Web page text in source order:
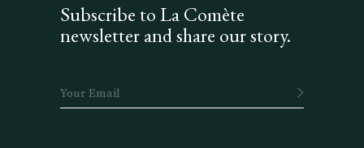
Subscribe to La Comète
newsletter and share our story.